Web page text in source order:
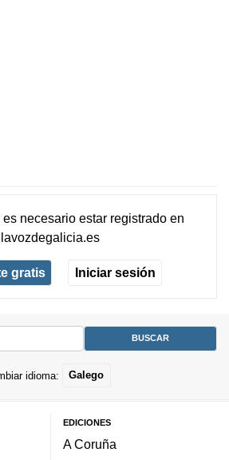
es necesario estar registradoen
lavozdegalicia.es
gratis Iniciar sesión
idioma: Galego
EDICIONES
A Coruña